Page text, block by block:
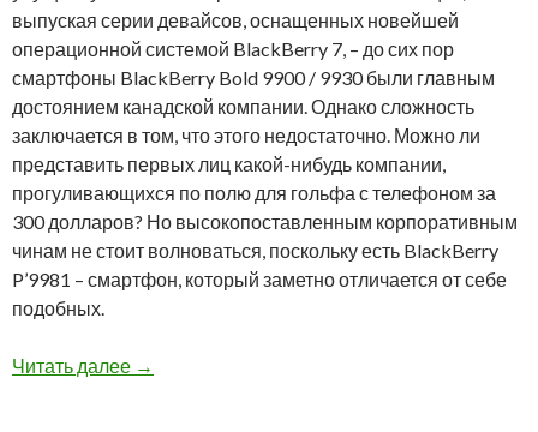
выпуская серии девайсов, оснащенных новейшей
операционной системой BlackBerry 7, – до сих пор
смартфоны BlackBerry Bold 9900 / 9930 были главным
достоянием канадской компании. Однако сложность
заключается в том, что этого недостаточно. Можно ли
представить первых лиц какой-нибудь компании,
прогуливающихся по полю для гольфа с телефоном за
300 долларов? Но высокопоставленным корпоративным
чинам не стоит волноваться, поскольку есть BlackBerry
P’9981 – смартфон, который заметно отличается от себе
подобных.
Читать далее Качество сборки, аппаратное обеспечение
→